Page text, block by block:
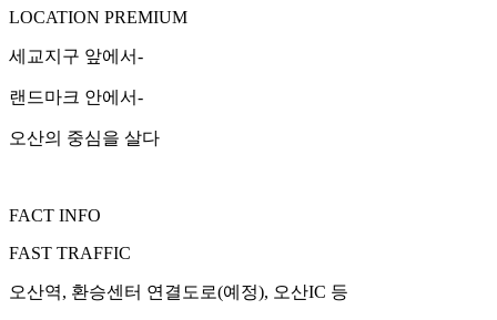
LOCATION PREMIUM
세교지구 앞에서-
랜드마크 안에서-
오산의 중심을 살다
FACT INFO
FAST TRAFFIC
오산역, 환승센터 연결도로(예정), 오산IC 등